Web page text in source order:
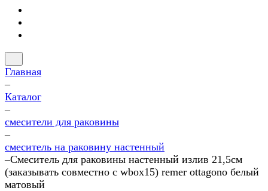
Главная
–
Каталог
–
смесители для раковины
–
смеситель на раковину настенный
–Смеситель для раковины настенный излив 21,5см
(заказывать совместно с wbox15) remer ottagono белый
матовый